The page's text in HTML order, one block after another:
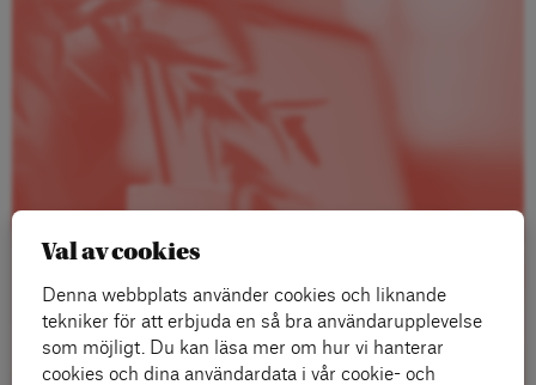
Läs mer
Val av cookies
Denna webbplats använder cookies och liknande
tekniker för att erbjuda en så bra användarupplevelse
som möjligt. Du kan läsa mer om hur vi hanterar
cookies och dina användardata i vår cookie- och